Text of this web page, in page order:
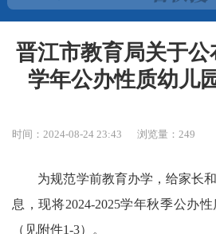
晋江市教育局关于
学年公办性质幼儿
时间：2024-08-24 23:43 浏览量：249
为规范学前教育办学，给家长和
息，现将2024-2025学年秋季公办
（见附件1-3）。